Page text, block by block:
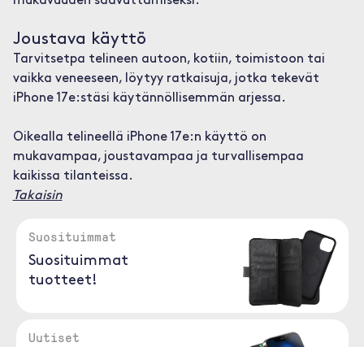
Joustava käyttö
Tarvitsetpa telineen autoon, kotiin, toimistoon tai
vaikka veneeseen, löytyy ratkaisuja, jotka tekevät
iPhone 17e:stäsi käytännöllisemmän arjessa.
Oikealla telineellä iPhone 17e:n käyttö on
mukavampaa, joustavampaa ja turvallisempaa
kaikissa tilanteissa.
Takaisin
Suosituimmat
Suosituimmat
tuotteet!
Uutiset